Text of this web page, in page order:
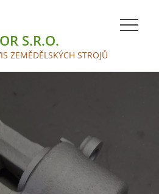
S.R.O.
ZEMĚDĚLSKÝCH STROJŮ